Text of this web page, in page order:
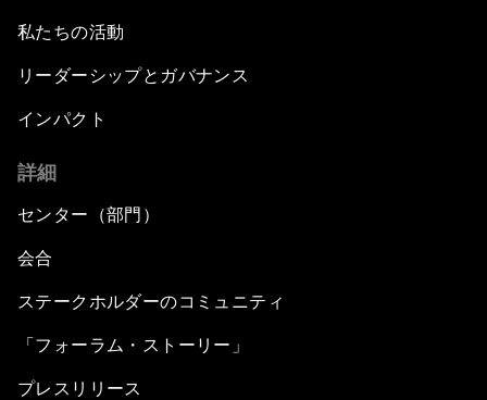
私たちの活動
リーダーシップとガバナンス
インパクト
詳細
センター（部門）
会合
ステークホルダーのコミュニティ
「フォーラム・ストーリー」
プレスリリース